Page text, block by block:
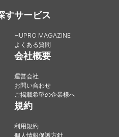
すサービス
HUPRO MAGAZINE
よくある質問
会社概要
運営会社
お問い合わせ
ご掲載希望の企業様へ
規約
利用規約
個人情報保護方針